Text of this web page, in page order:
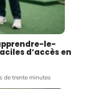
le-
d’accès en
de trente minutes